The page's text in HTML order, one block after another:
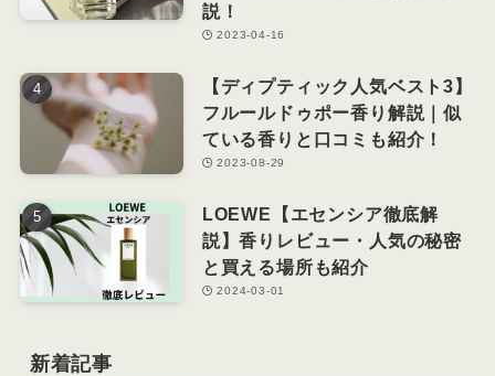
説！
2023-04-16
【ディプティック人気ベスト3】
フルールドゥポー香り解説｜似
ている香りと口コミも紹介！
2023-08-29
LOEWE【エセンシア徹底解
説】香りレビュー・人気の秘密
と買える場所も紹介
2024-03-01
新着記事